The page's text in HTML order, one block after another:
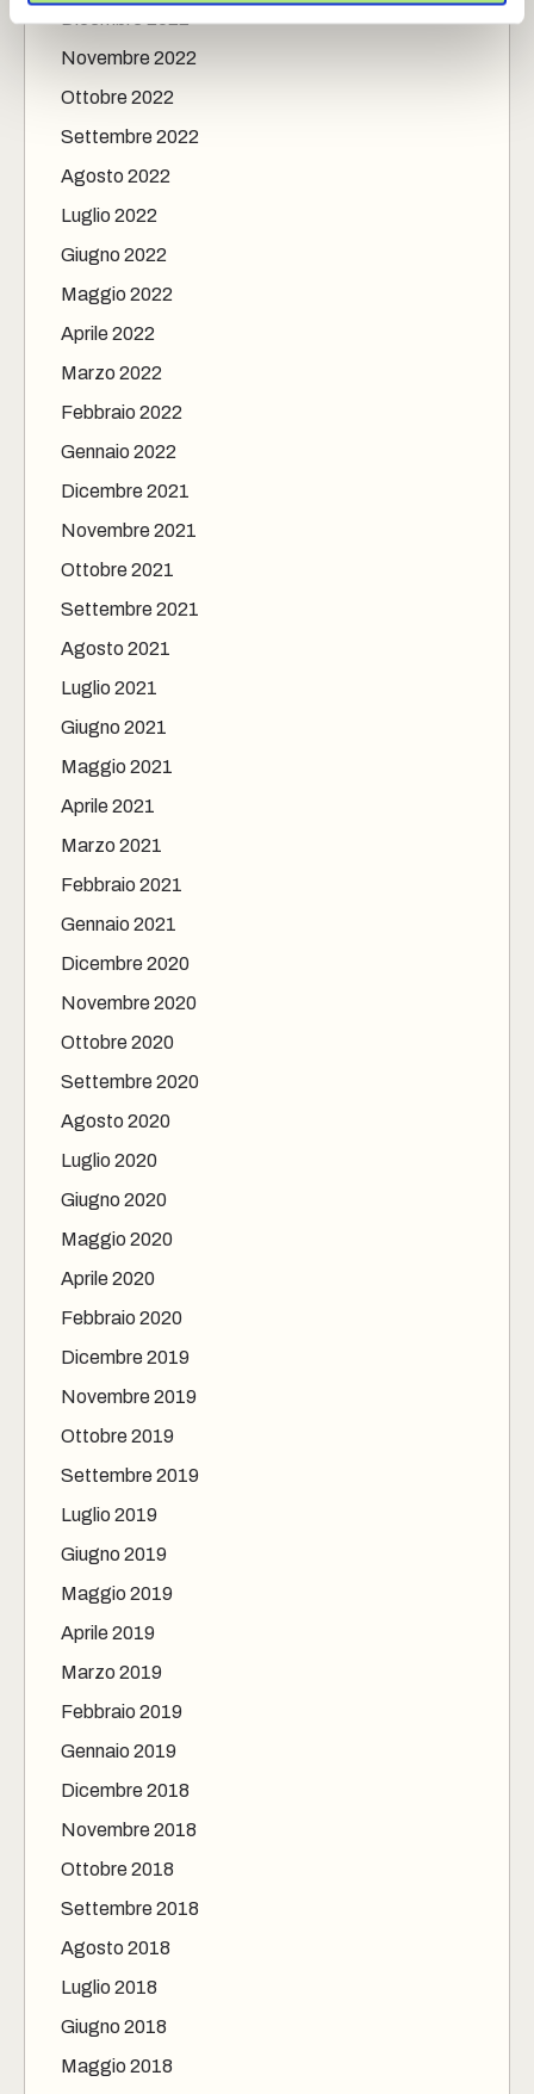
Novembre 2022
Ottobre 2022
Settembre 2022
Agosto 2022
Luglio 2022
Giugno 2022
Maggio 2022
Aprile 2022
Marzo 2022
Febbraio 2022
Gennaio 2022
Dicembre 2021
Novembre 2021
Ottobre 2021
Settembre 2021
Agosto 2021
Luglio 2021
Giugno 2021
Maggio 2021
Aprile 2021
Marzo 2021
Febbraio 2021
Gennaio 2021
Dicembre 2020
Novembre 2020
Ottobre 2020
Settembre 2020
Agosto 2020
Luglio 2020
Giugno 2020
Maggio 2020
Aprile 2020
Febbraio 2020
Dicembre 2019
Novembre 2019
Ottobre 2019
Settembre 2019
Luglio 2019
Giugno 2019
Maggio 2019
Aprile 2019
Marzo 2019
Febbraio 2019
Gennaio 2019
Dicembre 2018
Novembre 2018
Ottobre 2018
Settembre 2018
Agosto 2018
Luglio 2018
Giugno 2018
Maggio 2018